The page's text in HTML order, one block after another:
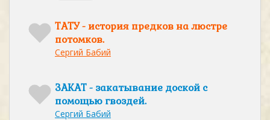
ТАТУ - история предков на люстре
потомков.
Сергий Бабий
ЗАКАТ - закатывание доской с
помощью гвоздей.
Сергий Бабий